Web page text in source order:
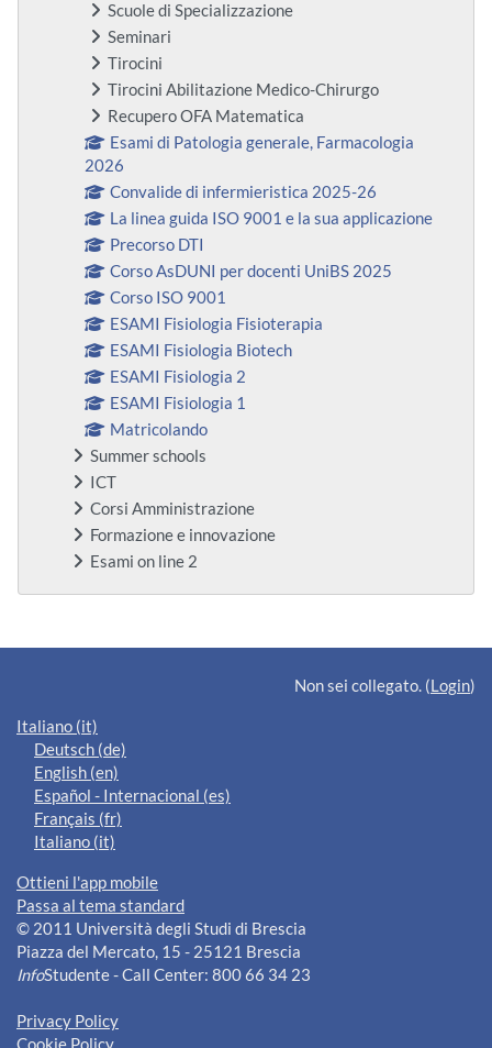
Scuole di Specializzazione
Seminari
Tirocini
Tirocini Abilitazione Medico-Chirurgo
Recupero OFA Matematica
Esami di Patologia generale, Farmacologia
2026
Convalide di infermieristica 2025-26
La linea guida ISO 9001 e la sua applicazione
Precorso DTI
Corso AsDUNI per docenti UniBS 2025
Corso ISO 9001
ESAMI Fisiologia Fisioterapia
ESAMI Fisiologia Biotech
ESAMI Fisiologia 2
ESAMI Fisiologia 1
Matricolando
Summer schools
ICT
Corsi Amministrazione
Formazione e innovazione
Esami on line 2
Blocchi supplementari
Non sei collegato. (Login)
Italiano ‎(it)‎
Deutsch ‎(de)‎
English ‎(en)‎
Español - Internacional ‎(es)‎
Français ‎(fr)‎
Italiano ‎(it)‎
Ottieni l'app mobile
Passa al tema standard
© 2011 Università degli Studi di Brescia
Piazza del Mercato, 15 - 25121 Brescia
InfoStudente - Call Center: 800 66 34 23
Privacy Policy
Cookie Policy